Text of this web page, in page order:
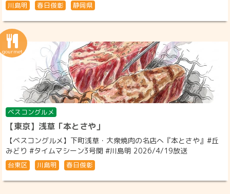
川島明 春日俊彰 静岡県
ベスコングルメ
【東京】浅草「本とさや」
【ベスコングルメ】下町浅草・大衆焼肉の名店へ『本とさや』#丘
みどり #タイムマシーン3号関 #川島明 2026/4/19放送
台東区 川島明 春日俊彰